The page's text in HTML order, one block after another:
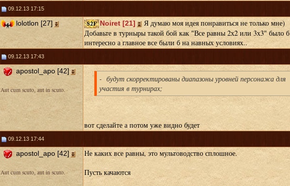
09.12.13 17:15
lolotlon [27] Noiret [21]
Я думаю моя идея понравиться не только мне)
Добавьте в турныры такой бой как "Все равны 2х2 или 3х3" было б
интересно а главное все были б на навных условиях..
09.12.13 17:43
apostol_apo [42]
Aut cum scuto, aut in scuto.
- будут скорректированы диапазоны уровней персонажа для
участия в турнирах;
вот сделайте а потом уже видно будет
09.12.13 17:44
apostol_apo [42]
Aut cum scuto, aut in scuto.
Не каких все равны, это мультоводство сплошное.
Пусть качаются